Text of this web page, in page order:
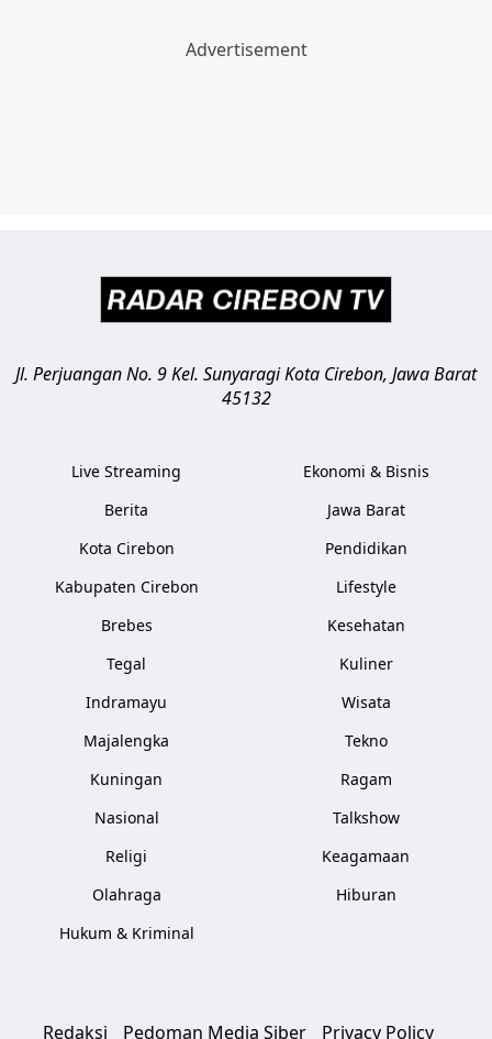
Jl. Perjuangan No. 9 Kel. SunyaragiKota Cirebon, Jawa Barat
45132
Live Streaming
Berita
Kota Cirebon
Kabupaten Cirebon
Brebes
Tegal
Indramayu
Majalengka
Kuningan
Nasional
Religi
Olahraga
Hukum & Kriminal
Ekonomi & Bisnis
Jawa Barat
Pendidikan
Lifestyle
Kesehatan
Kuliner
Wisata
Tekno
Ragam
Talkshow
Keagamaan
Hiburan
Redaksi Pedoman Media Siber Privacy Policy